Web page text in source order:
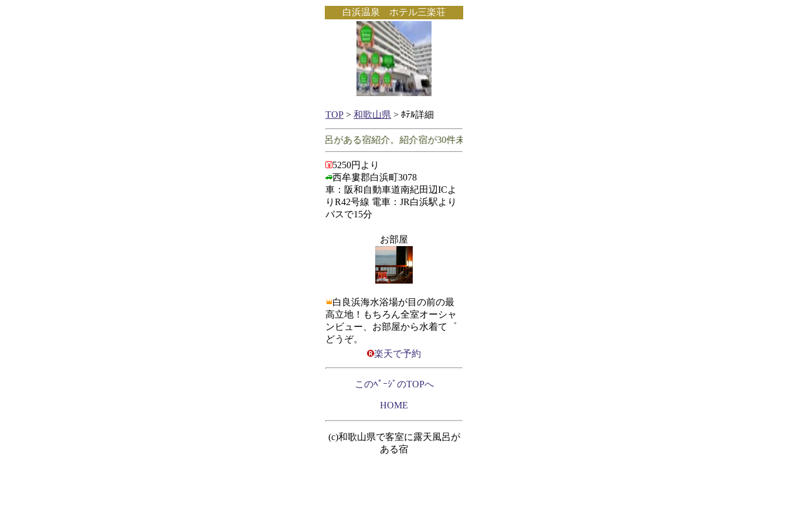
白浜温泉 ホテル三楽荘
TOP > 和歌山県 > ﾎﾃﾙ詳細
和歌山県で客室に露天風呂がある宿紹介。紹介宿が30件未満の場合は露天風呂のある宿の案内も。
5250円より
西牟婁郡白浜町3078
車：阪和自動車道南紀田辺ICよ
りR42号線 電車：JR白浜駅より
バスで15分
お部屋
白良浜海水浴場が目の前の最
高立地！もちろん全室オーシャ
ンビュー、お部屋から水着て゜
どうぞ。
楽天で予約
このﾍﾟｰｼﾞのTOPへ
HOME
(c)和歌山県で客室に露天風呂が
ある宿